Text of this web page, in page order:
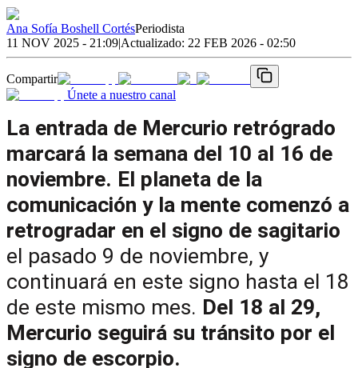
Ana Sofía Boshell CortésPeriodista
11 NOV 2025 - 21:09|Actualizado: 22 FEB 2026 - 02:50
Compartir
Únete a nuestro canal
La entrada de Mercurio retrógrado
marcará la semana del 10 al 16 de
noviembre. El planeta de la
comunicación y la mente comenzó a
el pasado 9 de noviembre, y
continuará en este signo hasta el 18
de este mismo mes. Del 18 al 29,
Mercurio seguirá su tránsito por el
signo de escorpio.